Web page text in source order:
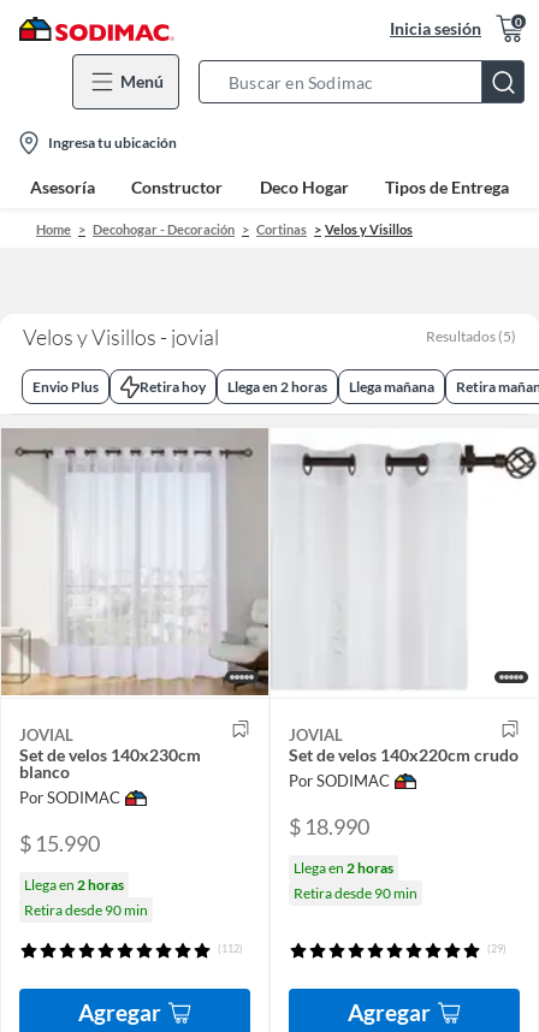
Inicia sesión 0
Menú
Bar
location-
icon
Ingresa tu ubicación
Asesoría Constructor Deco Hogar Tipos de Entrega
Home Decohogar - Decoración Cortinas Velos y Visillos
Velos y Visillos - jovial Resultados (5)
Envio Plus Retira hoy Llega en 2 horas Llega mañana Retira
JOVIAL
Set de velos 140x230cm
blanco
Por SODIMAC
$ 15.990
Llega en 2 horas
Retira desde 90 min
(112)
Agregar
JOVIAL
Set de velos 140x220cm crudo
Por SODIMAC
$ 18.990
Llega en 2 horas
Retira desde 90 min
(29)
Agregar